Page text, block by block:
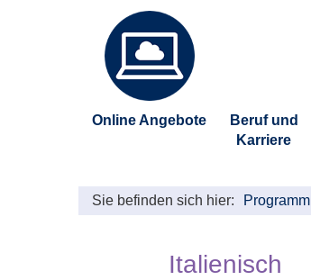
Online Angebote
Beruf und
Karriere
Sie befinden sich hier: Programm
Italienisch